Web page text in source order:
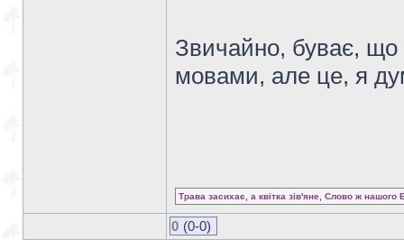
Звичайно, буває,
мовами, але це, я
Трава засихає, а квітка зів'яне, Слово ж нашого
0 (0-0)